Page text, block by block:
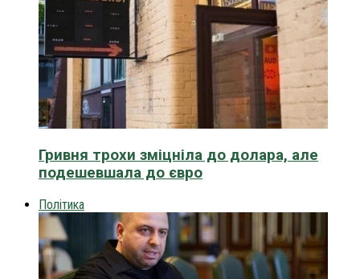
Гривня трохи зміцніла до долара, але
подешевшала до євро
Політика